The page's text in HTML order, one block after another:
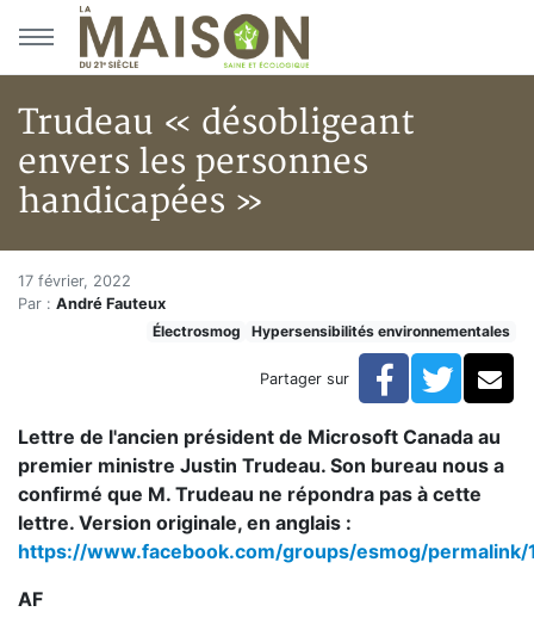
Aller au menu principal
Aller au contenu principal
Trudeau « désobligeant
envers les personnes
handicapées »
Accueil
Articles
Électrosmog
Trudeau « désobligeant envers les personnes
Trudeau « désobligeant
17 février, 2022
Par : André Fauteux
Électrosmog
Hypersensibilités environnementales
Partager sur Facebook
Lettre de l'ancien président de Microsoft Canada au
premier ministre Justin Trudeau. Son bureau nous a
confirmé que M. Trudeau ne répondra pas à cette
lettre. Version originale, en anglais :
https://www.facebook.com/groups/esmog/permalink/
AF